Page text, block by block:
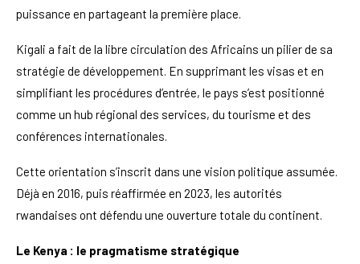
puissance en partageant la première place.
Kigali a fait de la libre circulation des Africains un pilier de sa
stratégie de développement. En supprimant les visas et en
simplifiant les procédures d’entrée, le pays s’est positionné
comme un hub régional des services, du tourisme et des
conférences internationales.
Cette orientation s’inscrit dans une vision politique assumée.
Déjà en 2016, puis réaffirmée en 2023, les autorités
rwandaises ont défendu une ouverture totale du continent.
Le Kenya : le pragmatisme stratégique